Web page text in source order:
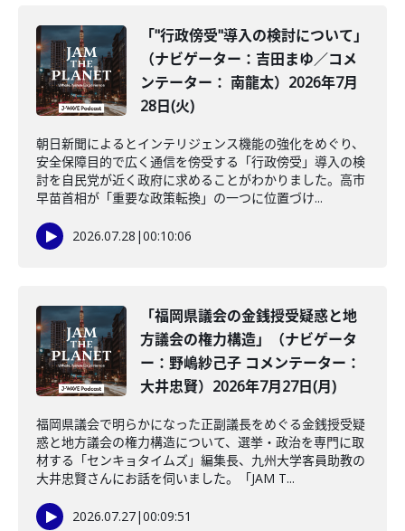
「"行政傍受"導入の検討について」
（ナビゲーター：吉田まゆ／コメ
ンテーター： 南龍太）2026年7月
28日(火)
朝日新聞によるとインテリジェンス機能の強化をめぐり、
安全保障目的で広く通信を傍受する「行政傍受」導入の検
討を自民党が近く政府に求めることがわかりました。高市
早苗首相が「重要な政策転換」の一つに位置づけ...
2026.07.28 |00:10:06
「福岡県議会の金銭授受疑惑と地
方議会の権力構造」（ナビゲータ
ー：野嶋紗己子 コメンテーター：
大井忠賢）2026年7月27日(月)
福岡県議会で明らかになった正副議長をめぐる金銭授受疑
惑と地方議会の権力構造について、選挙・政治を専門に取
材する「センキョタイムズ」編集長、九州大学客員助教の
大井忠賢さんにお話を伺いました。「JAM T...
2026.07.27|00:09:51